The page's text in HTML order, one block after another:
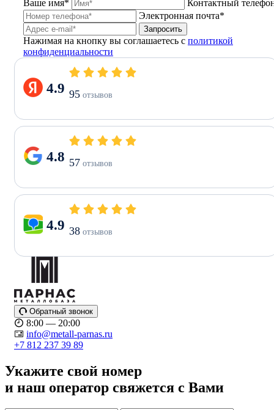
Ваше имя*
Контактный
Электронная почта*
Запросить
Нажимая на кнопку вы соглашаетесь с политикой
конфиденциальности
4.9 95 отзывов
4.8 57 отзывов
4.9 38 отзывов
Обратный звонок
8:00 — 20:00
info@metall-parnas.ru
+7 812 237 39 89
Укажите свой номер
и наш оператор свяжется с Вами